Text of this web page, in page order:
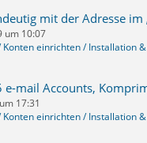
um 10:07
einrichten / Installation &
17:31
einrichten / Installation &